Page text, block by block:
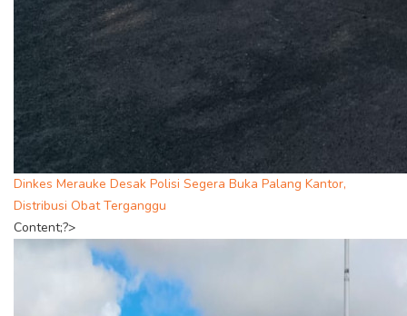
Dinkes Merauke Desak Polisi Segera Buka Palang Kantor,
Distribusi Obat Terganggu
Content;?>